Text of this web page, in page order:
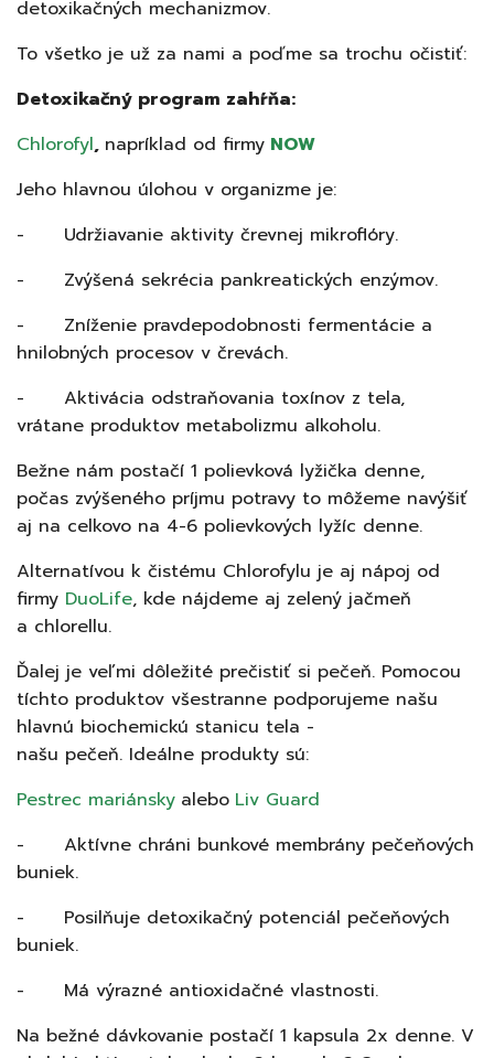
detoxikačných mechanizmov.
To všetko je už za nami a poďme sa trochu očistiť:
Detoxikačný program zahŕňa:
Chlorofyl, napríklad od firmy NOW
Jeho hlavnou úlohou v organizme je:
- Udržiavanie aktivity črevnej mikroflóry.
- Zvýšená sekrécia pankreatických enzýmov.
- Zníženie pravdepodobnosti fermentácie a
hnilobných procesov v črevách.
- Aktivácia odstraňovania toxínov z tela,
vrátane produktov metabolizmu alkoholu.
Bežne nám postačí 1 polievková lyžička denne,
počas zvýšeného príjmu potravy to môžeme navýšiť
aj na celkovo na 4-6 polievkových lyžíc denne.
Alternatívou k čistému Chlorofylu je aj nápoj od
firmy DuoLife, kde nájdeme aj zelený jačmeň
a chlorellu.
Ďalej je veľmi dôležité prečistiť si pečeň. Pomocou
tíchto produktov všestranne podporujeme našu
hlavnú biochemickú stanicu tela -
našu pečeň. Ideálne produkty sú:
Pestrec mariánsky alebo Liv Guard
- Aktívne chráni bunkové membrány pečeňových
buniek.
- Posilňuje detoxikačný potenciál pečeňových
buniek.
- Má výrazné antioxidačné vlastnosti.
Na bežné dávkovanie postačí 1 kapsula 2x denne. V